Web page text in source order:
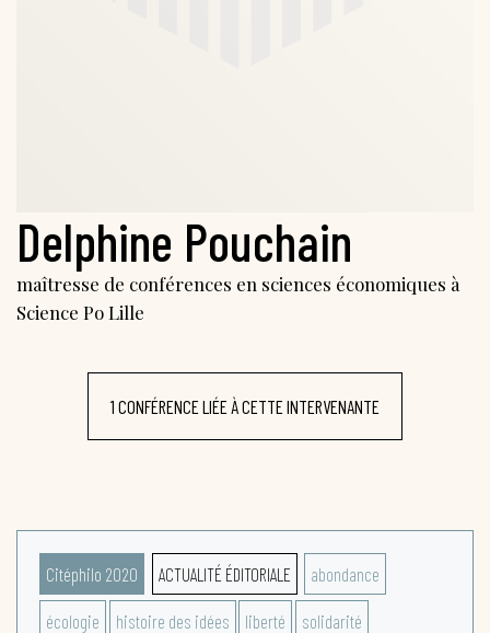
Delphine Pouchain
maîtresse de conférences en sciences économiques à
Science Po Lille
1 CONFÉRENCE LIÉE À CETTE INTERVENANTE
Citéphilo 2020 ACTUALITÉ ÉDITORIALE abondance
écologie histoire des idées liberté solidarité